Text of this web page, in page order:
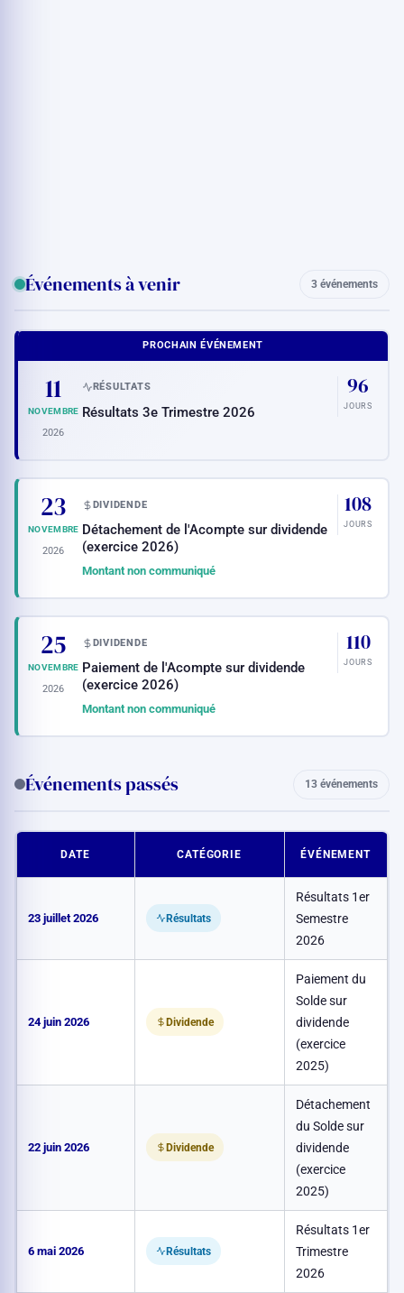
Événements à venir 3 événements
PROCHAIN ÉVÉNEMENT
11
NOVEMBRE
2026
RÉSULTATS
Résultats 3e Trimestre 2026
96
JOURS
23
NOVEMBRE
2026
DIVIDENDE
Détachement de l'Acompte sur dividende
(exercice 2026)
Montant non communiqué
108
JOURS
25
NOVEMBRE
2026
DIVIDENDE
Paiement de l'Acompte sur dividende
(exercice 2026)
Montant non communiqué
110
JOURS
Événements passés 13 événements
DATE CATÉGORIE ÉVÉNEMENT
23 juillet 2026 Résultats
Résultats 1er
Semestre
2026
24 juin 2026 Dividende
Paiement du
Solde sur
dividende
(exercice
2025)
22 juin 2026 Dividende
Détachement
du Solde sur
dividende
(exercice
2025)
6 mai 2026 Résultats
Résultats 1er
Trimestre
2026